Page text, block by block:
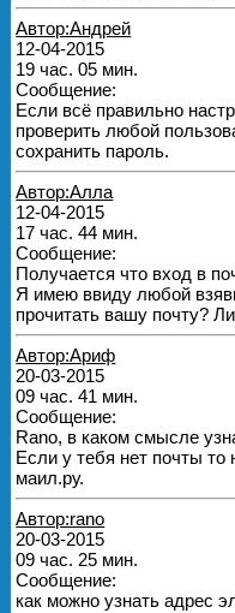
Автор:Андрей
12-04-2015
19 час. 05 мин.
Сообщение:
Если всё правильно
проверить любой
сохранить пароль.
Автор:Алла
12-04-2015
17 час. 44 мин.
Сообщение:
Получается что вход в
Я имею ввиду любой
прочитать вашу почту?
Автор:Ариф
20-03-2015
09 час. 41 мин.
Сообщение:
Rano, в каком смысле
Если у тебя нет почты то
маил.ру.
Автор:rano
20-03-2015
09 час. 25 мин.
Сообщение:
как можно узнать адрес